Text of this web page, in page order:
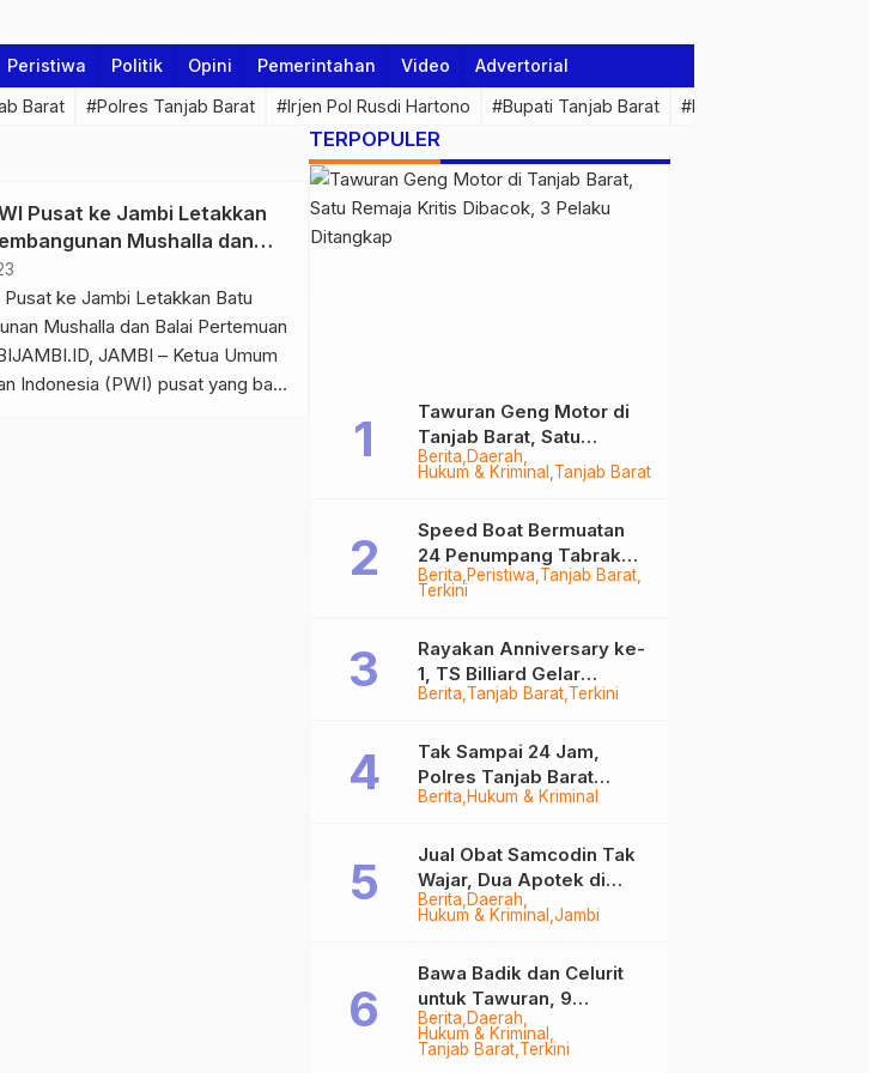
Peristiwa Politik Opini Pemerintahan Video Advertorial
Barat #Polres Tanjab Barat #Irjen Pol Rusdi Hartono #Bupati Tanjab Barat #Pemprov Jambi
Pusat ke Jambi Letakkan
Mushalla dan
ke Jambi Letakkan Batu
Mushalla dan Balai Pertemuan
JAMBI – Ketua Umum
Indonesia (PWI) pusat yang baru
TERPOPULER
Berita Daerah
Hukum & Kriminal Tanjab Barat
Tawuran Geng Motor di
Tanjab Barat, Satu
Remaja Kritis Dibacok, 3
Pelaku Ditangkap
Berita Peristiwa Tanjab Barat
Terkini
Speed Boat Bermuatan
24 Penumpang Tabrak
Togok di Kuala Tungkal,
Berita Tanjab Barat Terkini
Rayakan Anniversary ke-
1, TS Billiard Gelar
Turnamen 9 Ball
Berita Hukum & Kriminal
Tak Sampai 24 Jam,
Polres Tanjab Barat
Ringkus Komplotan
Tungkal
Berita Daerah
Hukum & Kriminal Jambi
Jual Obat Samcodin Tak
Wajar, Dua Apotek di
Tanjab Barat Disegel
Berita Daerah
Hukum & Kriminal
Tanjab Barat Terkini
Bawa Badik dan Celurit
untuk Tawuran, 9
Anggota Geng Motor di
Tanjab Barat Diringkus